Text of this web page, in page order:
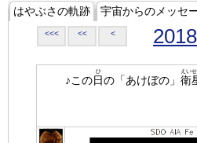
はやぶさの軌跡 宇宙からのメッセ
<<< << <
♪この日
ひ
の「あけぼの」 衛
えい